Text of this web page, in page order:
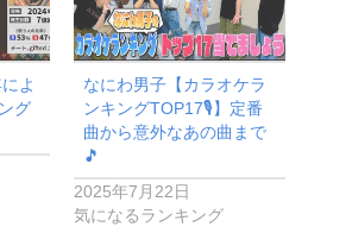
よ
グ
なにわ男子【カラオケラ
ンキングTOP17🎙️】定番
曲から意外なあの曲まで
🎵
2025年7月22日
気になるランキング